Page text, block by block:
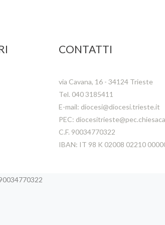
CONTATTI
via Cavana, 16 - 34124 Trieste
Tel. 040 3185411
E-mail: diocesi@diocesi.trieste.it
PEC:
C.F. 90034770322
IBAN: IT 98 K 02008 02210